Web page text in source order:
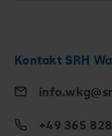
Kontakt SRH
+49 365